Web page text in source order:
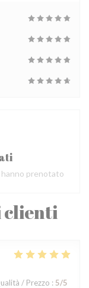
clienti
/ Prezzo : 5/5
hanno prenotato